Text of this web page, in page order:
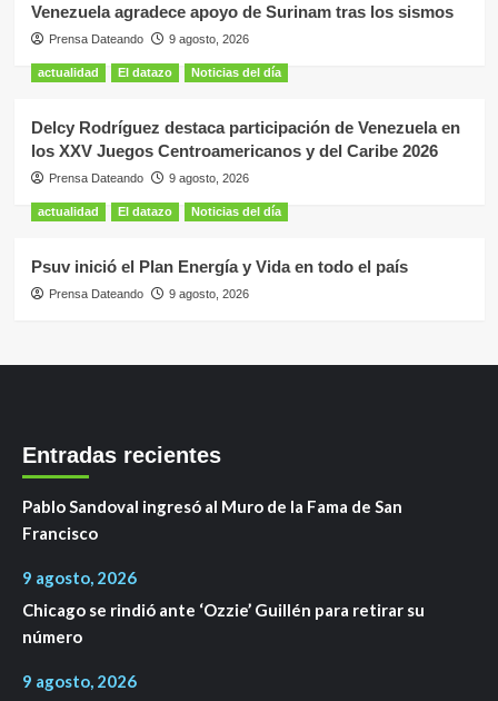
Venezuela agradece apoyo de Surinam tras los sismos
Prensa Dateando 9 agosto, 2026
actualidad El datazo Noticias del día
Delcy Rodríguez destaca participación de Venezuela en
los XXV Juegos Centroamericanos y del Caribe 2026
Prensa Dateando 9 agosto, 2026
actualidad El datazo Noticias del día
Psuv inició el Plan Energía y Vida en todo el país
Prensa Dateando 9 agosto, 2026
Entradas recientes
Pablo Sandoval ingresó al Muro de la Fama de San
Francisco
9 agosto, 2026
Chicago se rindió ante ‘Ozzie’ Guillén para retirar su
número
9 agosto, 2026